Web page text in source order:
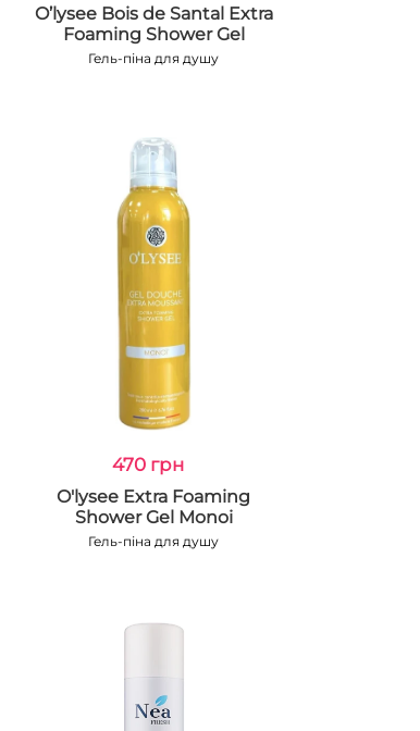
O’lysee Bois de Santal Extra
Foaming Shower Gel
Гель-піна для душу
470 грн
O'lysee Extra Foaming
Shower Gel Monoi
Гель-піна для душу